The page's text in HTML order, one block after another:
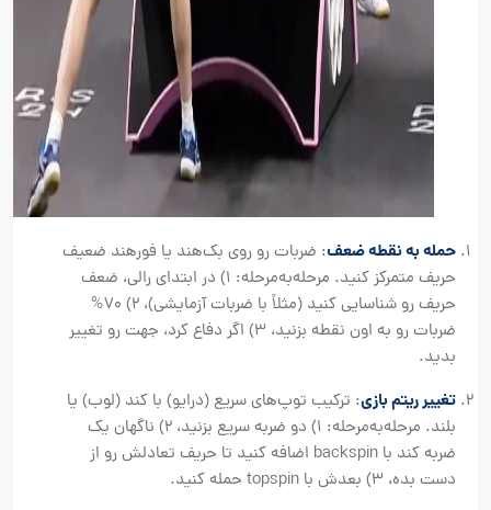
حمله به نقطه ضعف: ضربات رو روی بک‌هند یا فورهند ضعیف
حریف متمرکز کنید. مرحله‌به‌مرحله: ۱) در ابتدای رالی، ضعف
حریف رو شناسایی کنید (مثلاً با ضربات آزمایشی)، ۲) ۷۰%
ضربات رو به اون نقطه بزنید، ۳) اگر دفاع کرد، جهت رو تغییر
بدید.
تغییر ریتم بازی: ترکیب توپ‌های سریع (درایو) با کند (لوب) یا
بلند. مرحله‌به‌مرحله: ۱) دو ضربه سریع بزنید، ۲) ناگهان یک
ضربه کند با backspin اضافه کنید تا حریف تعادلش رو از
دست بده، ۳) بعدش با topspin حمله کنید.